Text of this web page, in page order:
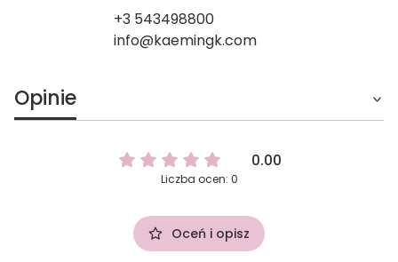
+3 543498800
info@kaemingk.com
Opinie
0.00
Liczba ocen: 0
Oceń i opisz